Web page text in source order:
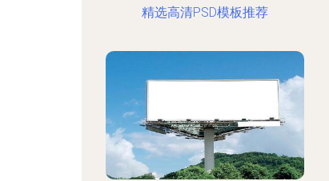
精选高清PSD模板推荐